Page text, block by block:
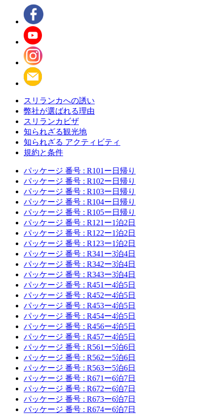
スリランカへの誘い
弊社が選ばれる理由
スリランカビザ
知られざる観光地
知られざる アクティビティ
規約と条件
パッケージ 番号 : R101ー日帰り
パッケージ 番号 : R102ー日帰り
パッケージ 番号 : R103ー日帰り
パッケージ 番号 : R104ー日帰り
パッケージ 番号 : R105ー日帰り
パッケージ 番号 : R121ー1泊2日
パッケージ 番号 : R122ー1泊2日
パッケージ 番号 : R123ー1泊2日
パッケージ 番号 : R341ー3泊4日
パッケージ 番号 : R342ー3泊4日
パッケージ 番号 : R343ー3泊4日
パッケージ 番号 : R451ー4泊5日
パッケージ 番号 : R452ー4泊5日
パッケージ 番号 : R453ー4泊5日
パッケージ 番号 : R454ー4泊5日
パッケージ 番号 : R456ー4泊5日
パッケージ 番号 : R457ー4泊5日
パッケージ 番号 : R561ー5泊6日
パッケージ 番号 : R562ー5泊6日
パッケージ 番号 : R563ー5泊6日
パッケージ 番号 : R671ー6泊7日
パッケージ 番号 : R672ー6泊7日
パッケージ 番号 : R673ー6泊7日
パッケージ 番号 : R674ー6泊7日